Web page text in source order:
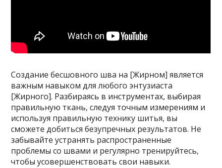
Создание бесшовного шва на [Жирном] является
важным навыком для любого энтузиаста
[Жирного]. Разбираясь в инструментах, выбирая
правильную ткань, следуя точным измерениям и
используя правильную технику шитья, вы
сможете добиться безупречных результатов. Не
забывайте устранять распространенные
проблемы со швами и регулярно тренируйтесь,
чтобы усовершенствовать свои навыки.